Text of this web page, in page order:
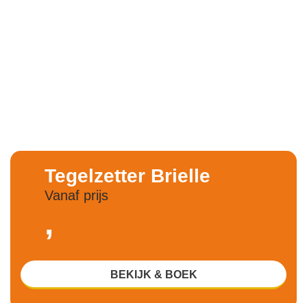
Tegelzetter Brielle
Vanaf prijs
,
BEKIJK & BOEK